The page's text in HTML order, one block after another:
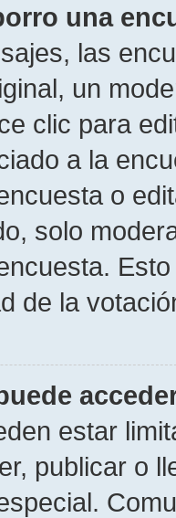
una
las
un
clic para
a la
o
solo
de la
estar
publicar o